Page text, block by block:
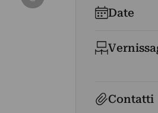
Date
Contatti